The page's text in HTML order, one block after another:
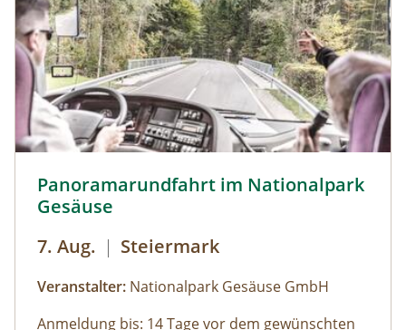
Panoramarundfahrt im Nationalpark
Gesäuse
7. Aug. | Steiermark
Veranstalter: Nationalpark Gesäuse GmbH
Anmeldung bis: 14 Tage vor dem gewünschten